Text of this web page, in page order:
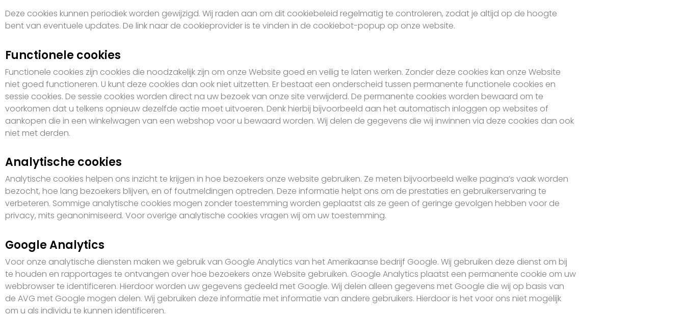
Deze cookies kunnen periodiek worden gewijzigd. Wij raden aan om dit cookiebeleid regelmatig te controleren, zodat je altijd op de hoogte
bent van eventuele updates. De link naar de cookieprovider is te vinden in de cookiebot-popup op onze website.
Functionele cookies
Functionele cookies zijn cookies die noodzakelijk zijn om onze Website goed en veilig te laten werken. Zonder deze cookies kan onze Website
niet goed functioneren. U kunt deze cookies dan ook niet uitzetten. Er bestaat een onderscheid tussen permanente functionele cookies en
sessie cookies. De sessie cookies worden direct na uw bezoek van onze site verwijderd. De permanente cookies worden bewaard om te
voorkomen dat u telkens opnieuw dezelfde actie moet uitvoeren. Denk hierbij bijvoorbeeld aan het automatisch inloggen op websites of
aankopen die in een winkelwagen van een webshop voor u bewaard worden. Wij delen de gegevens die wij inwinnen via deze cookies dan ook
niet met derden.
Analytische cookies
Analytische cookies helpen ons inzicht te krijgen in hoe bezoekers onze website gebruiken. Ze meten bijvoorbeeld welke pagina’s vaak worden
bezocht, hoe lang bezoekers blijven, en of foutmeldingen optreden. Deze informatie helpt ons om de prestaties en gebruikerservaring te
verbeteren. Sommige analytische cookies mogen zonder toestemming worden geplaatst als ze geen of geringe gevolgen hebben voor de
privacy, mits geanonimiseerd. Voor overige analytische cookies vragen wij om uw toestemming.
Google Analytics
Voor onze analytische diensten maken we gebruik van Google Analytics van het Amerikaanse bedrijf Google. Wij gebruiken deze dienst om bij
te houden en rapportages te ontvangen over hoe bezoekers onze Website gebruiken. Google Analytics plaatst een permanente cookie om uw
webbrowser te identificeren. Hierdoor worden uw gegevens gedeeld met Google. Wij delen alleen gegevens met Google die wij op basis van
de AVG met Google mogen delen. Wij gebruiken deze informatie met informatie van andere gebruikers. Hierdoor is het voor ons niet mogelijk
om u als individu te kunnen identificeren.